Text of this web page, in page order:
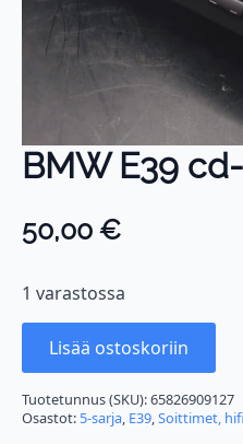
BMW E39
50,00 €
1 varastossa
Lisää ostoskoriin
Tuotetunnus (SKU):65826909127
Osastot: 5-sarja, E39,Soittimet,